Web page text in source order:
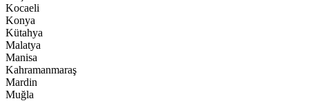
Kocaeli
Konya
Kütahya
Malatya
Manisa
Kahramanmaraş
Mardin
Muğla